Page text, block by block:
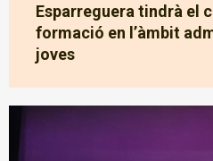
Esparreguera tindrà el
formació en l’àmbit
joves